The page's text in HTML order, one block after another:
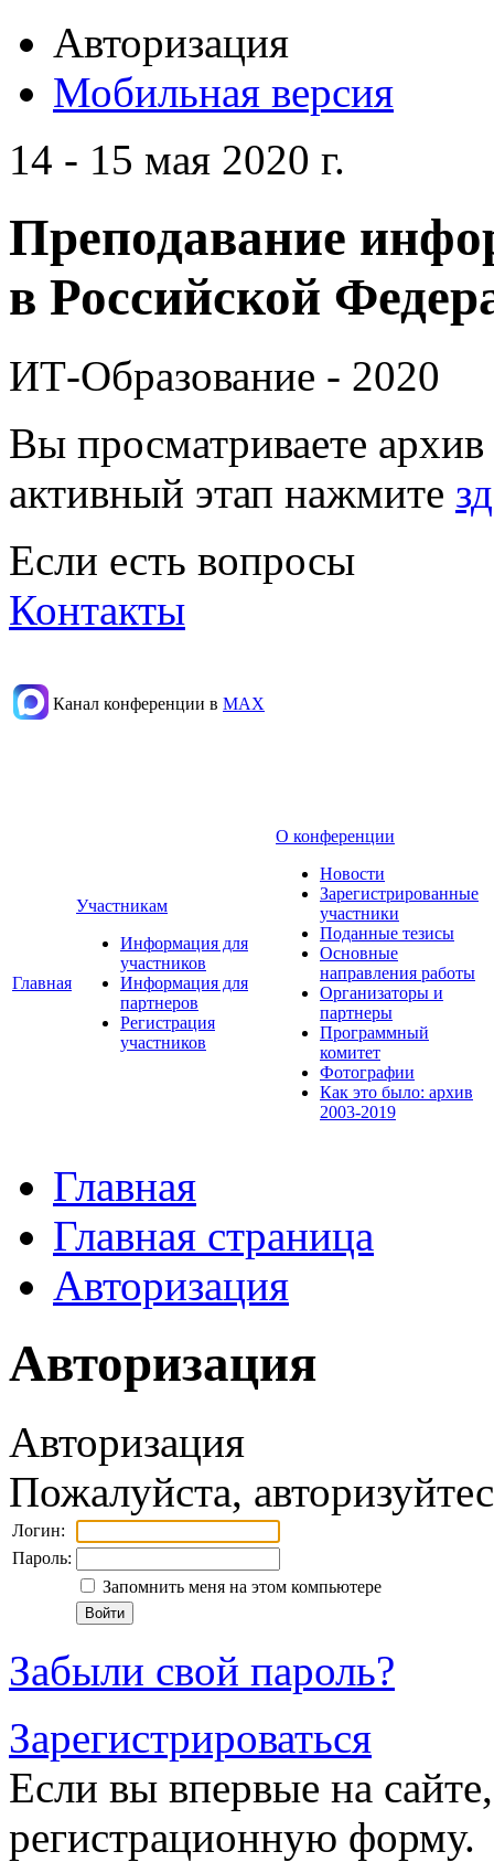
Авторизация
Мобильная версия
14 - 15 мая 2020 г.
Преподавание
в Российской
ИТ-Образование - 2020
Вы просматриваете
активный этап нажмите
Если есть вопросы
Контакты
Канал конференции в МАХ
Главная
Участникам
Информация для
участников
Информация для
партнеров
Регистрация
участников
О конференции
Новости
Зарегистрированные
участники
Поданные тезисы
Основные
направления работы
Организаторы и
партнеры
Программный
комитет
Фотографии
Как это было: архив
2003-2019
Главная
Главная страница
Авторизация
Авторизация
Авторизация
Пожалуйста,
Логин:
Пароль:
Запомнить меня на этом компьютере
Забыли свой пароль?
Зарегистрироваться
Если вы впервые на
регистрационную форму.